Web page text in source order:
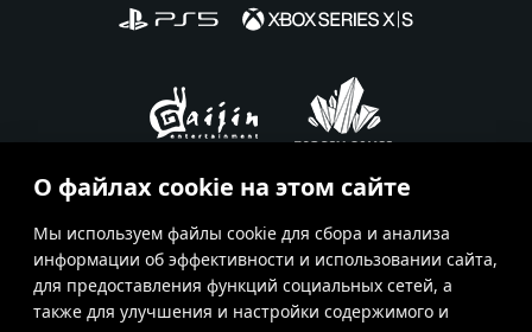
О файлах cookie на этом сайте
Мы используем файлы cookie для сбора и анализа
информации об эффективности и использовании сайта,
для предоставления функций социальных сетей, а
также для улучшения и настройки содержимого и
Условия использования
Условия предоставления сервисов